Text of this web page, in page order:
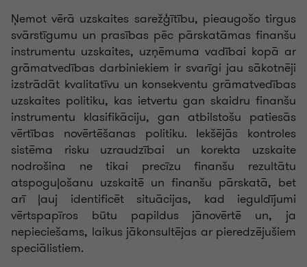
Ņemot vērā uzskaites sarežģītību, pieaugošo tirgus
svārstīgumu un prasības pēc pārskatāmas finanšu
instrumentu uzskaites, uzņēmuma vadībai kopā ar
grāmatvedības darbiniekiem ir svarīgi jau sākotnēji
izstrādāt kvalitatīvu un konsekventu grāmatvedības
uzskaites politiku, kas ietvertu gan skaidru finanšu
instrumentu klasifikāciju, gan atbilstošu patiesās
vērtības novērtēšanas politiku. Iekšējās kontroles
sistēma risku uzraudzībai un korekta uzskaite
nodrošina ne tikai precīzu finanšu rezultātu
atspoguļošanu uzskaitē un finanšu pārskatā, bet
arī ļauj identificēt situācijas, kad ieguldījumi
vērtspapīros būtu papildus jānovērtē un, ja
nepieciešams, laikus jākonsultējas ar pieredzējušiem
speciālistiem.